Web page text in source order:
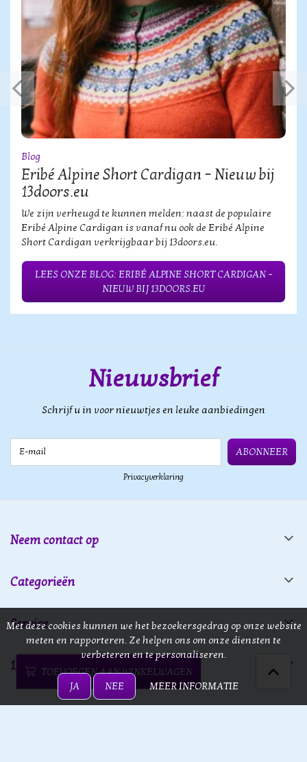
TOEVOEGEN AAN WINKELWAGEN
Blog
Eribé Alpine Short Cardigan – Nieuw bij
13doors.eu
We zijn verheugd te kunnen melden: naast de populaire
Eribé Alpine Cardigan is vanaf nu ook de Eribé Alpine
Short Cardigan verkrijgbaar bij 13doors.eu.
LEES ONZE BLOG: ERIBÉ ALPINE SHORT CARDIGAN –
NIEUW BIJ 13DOORS.EU
Nieuwsbrief
Schrijf u in voor nieuwtjes en leuke aanbiedingen
ABONNEER
Privacyverklaring
Neem contact op
Categorieën
Service
13 doors
Met deze cookies kunnen we het bezoekersgedrag op onze website
meten en rapporteren. Ze helpen ons om onze diensten te
verbeteren en te personaliseren.
JA NEE MEER INFORMATIE